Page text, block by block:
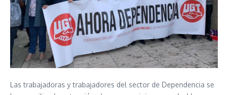
Las trabajadoras y trabajadores del sector de Dependencia se